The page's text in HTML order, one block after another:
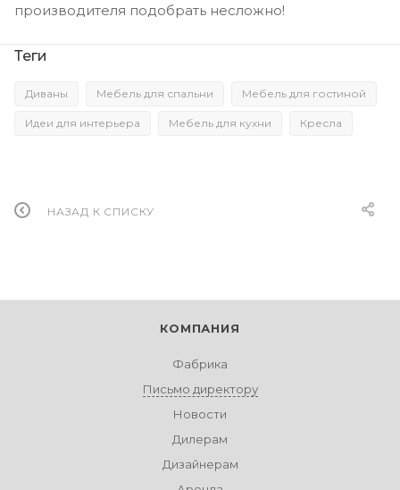
производителя подобрать несложно!
Теги
Диваны Мебель для спальни Мебель для гостиной
Идеи для интерьера Мебель для кухни Кресла
НАЗАД К СПИСКУ
КОМПАНИЯ
Фабрика
Письмо директору
Новости
Дилерам
Дизайнерам